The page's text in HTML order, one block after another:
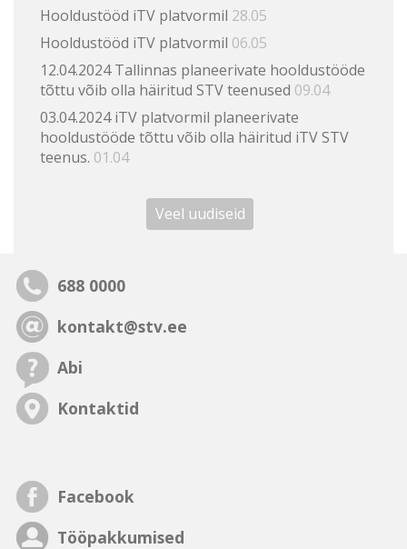
Hooldustööd iTV platvormil 28.05
Hooldustööd iTV platvormil 06.05
12.04.2024 Tallinnas planeerivate hooldustööde
tõttu võib olla häiritud STV teenused 09.04
03.04.2024 iTV platvormil planeerivate
hooldustööde tõttu võib olla häiritud iTV STV
teenus. 01.04
Veel uudiseid
688 0000
kontakt@stv.ee
Abi
Kontaktid
Facebook
Tööpakkumised